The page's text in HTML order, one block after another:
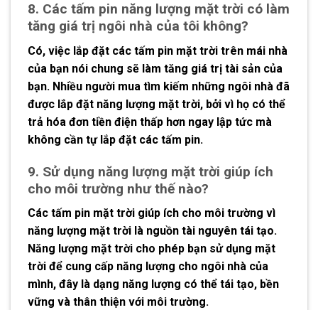
8. Các tấm pin năng lượng mặt trời có làm
tăng giá trị ngôi nhà của tôi không?
Có, việc lắp đặt các tấm pin mặt trời trên mái nhà
của bạn nói chung sẽ làm tăng giá trị tài sản của
bạn. Nhiều người mua tìm kiếm những ngôi nhà đã
được lắp đặt năng lượng mặt trời, bởi vì họ có thể
trả hóa đơn tiền điện thấp hơn ngay lập tức mà
không cần tự lắp đặt các tấm pin.
9. Sử dụng năng lượng mặt trời giúp ích
cho môi trường như thế nào?
Các tấm pin mặt trời giúp ích cho môi trường vì
năng lượng mặt trời là nguồn tài nguyên tái tạo.
Năng lượng mặt trời cho phép bạn sử dụng mặt
trời để cung cấp năng lượng cho ngôi nhà của
mình, đây là dạng năng lượng có thể tái tạo, bền
vững và thân thiện với môi trường.